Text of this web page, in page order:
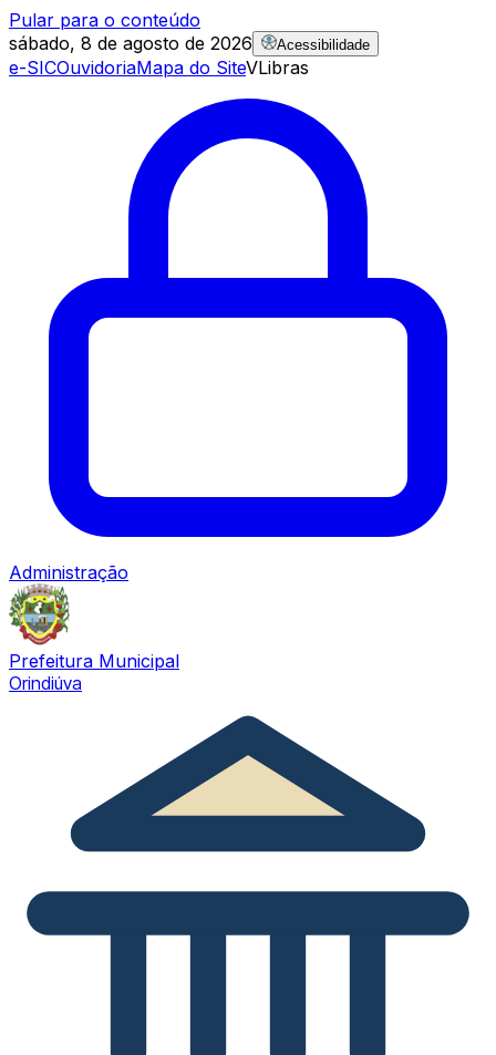
Pular para o conteúdo
sábado, 8 de agosto de 2026
Acessibilidade
e-SICOuvidoriaMapa do SiteVLibras
Administração
Prefeitura Municipal
Orindiúva